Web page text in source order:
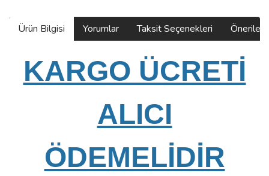
Ürün Bilgisi Yorumlar Taksit Seçenekleri
KARGO ÜCRETİ
ALICI
ÖDEMELİDİR